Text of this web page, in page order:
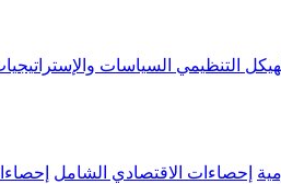
التنظيمي السياسات
إحصاءات الاقتصادي الشامل